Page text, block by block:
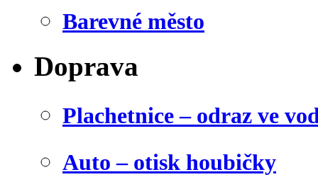
Barevné město
Doprava
Plachetnice – odraz ve
Auto – otisk houbičky